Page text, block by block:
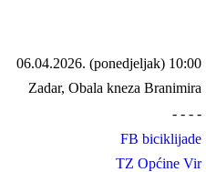
06.04.2026. (ponedjeljak) 10:00
Zadar, Obala kneza Branimira
- - - -
FB biciklijade
TZ Općine Vir